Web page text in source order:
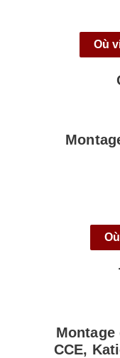
Où
CCE,